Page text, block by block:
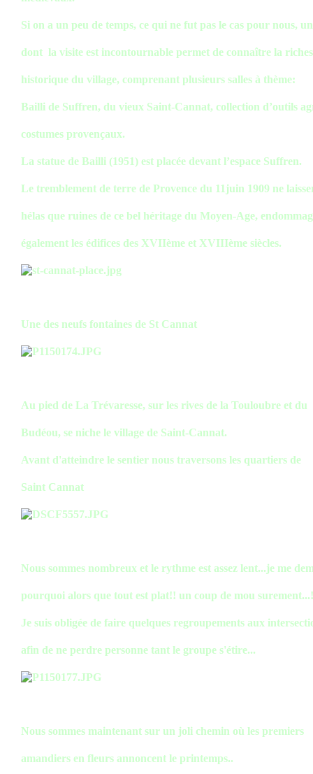
Si on a un peu de temps, ce qui ne fut pas le cas pour nous,
dont la visite est incontournable permet de connaître la
historique du village, comprenant plusieurs salles à thème:
Bailli de Suffren, du vieux Saint-Cannat, collection d’outils
costumes provençaux.
La statue de Bailli (1951) est placée devant l’espace Suffren.
Le tremblement de terre de Provence du 11juin 1909 ne
hélas que ruines de ce bel héritage du Moyen-Age,
également les édifices des XVIIème et XVIIIème siècles.
Une des neufs fontaines de St Cannat
Au pied de La Trévaresse, sur les rives de la Touloubre et du
Budéou, se niche le village de Saint-Cannat.
Avant d'atteindre le sentier nous traversons les quartiers de
Saint Cannat
Nous sommes nombreux et le rythme est assez lent...je me
pourquoi alors que tout est plat!! un coup de mou
Je suis obligée de faire quelques regroupements aux
afin de ne perdre personne tant le groupe s'étire...
Nous sommes maintenant sur un joli chemin où les premiers
amandiers en fleurs annoncent le printemps..